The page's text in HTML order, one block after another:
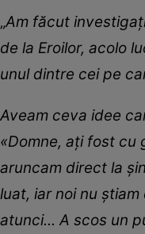
„Am făcut
de la Eroilor, acolo
unul dintre cei pe
Aveam ceva idee
«Domne, ați fost cu
aruncam direct la
luat, iar noi nu
atunci... A scos un